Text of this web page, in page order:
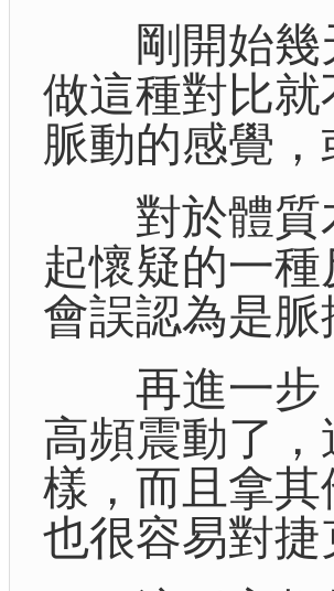
剛開始幾天
做這種對比
脈動的感覺
對於體質木
起懷疑的一
會誤認為是
再進一步，
高頻震動了
樣，而且拿
也很容易對